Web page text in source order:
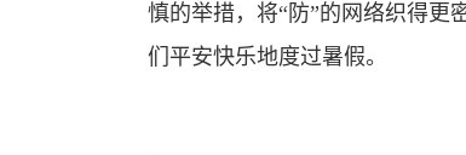
慎的举措，将“防”的网络织得更
们平安快乐地度过暑假。